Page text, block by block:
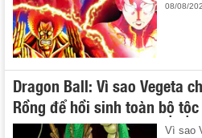
08/08/
Dragon Ball: Vì sao Vegeta
Rồng để hồi sinh toàn bộ
Vì sao